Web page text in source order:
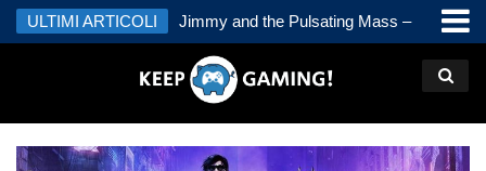
ULTIMI ARTICOLI
– Recensione Jimmy and the Pulsating Mass –
Recensione
Heave